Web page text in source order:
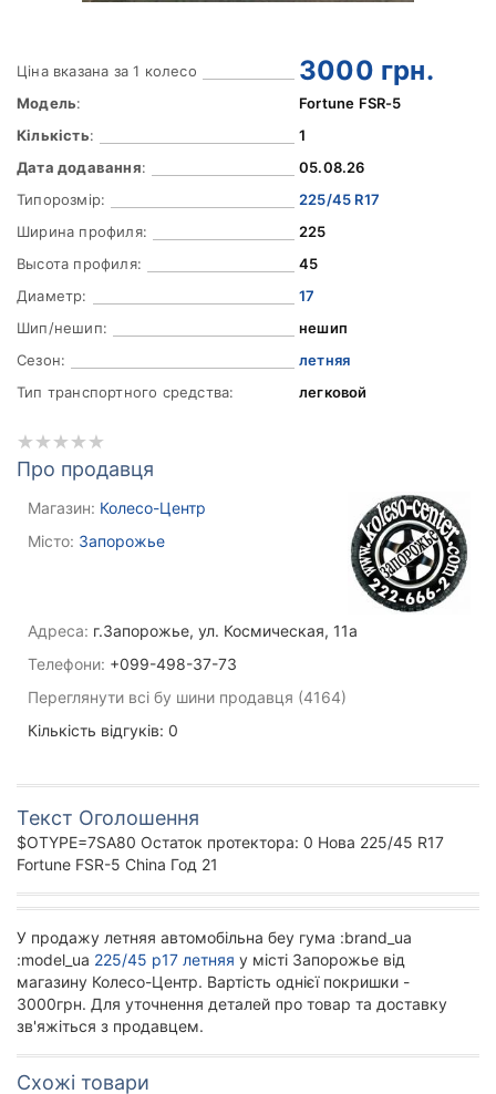
Ціна вказана за 1 колесо 3000 грн.
Модель:
Fortune FSR-5
Кількість:
1
Дата додавання:
05.08.26
Типорозмір:
225/45 R17
Ширина профиля:
225
Высота профиля:
45
Диаметр:
17
Шип/нешип:
нешип
Сезон:
летняя
Тип транспортного средства:
легковой
Про продавця
Магазин: Колесо-Центр
Місто: Запорожье
Адреса: г.Запорожье, ул. Космическая, 11а
Телефони: +099-498-37-73
Переглянути всі бу шини продавця (4164)
Кількість відгуків: 0
Текст Оголошення
$OTYPE=7SA80 Остаток протектора: 0 Нова 225/45 R17
Fortune FSR-5 China Год 21
У продажу летняя автомобільна беу гума :brand_ua
:model_ua 225/45 р17 летняя у місті Запорожье від
магазину Колесо-Центр. Вартість однієї покришки -
3000грн. Для уточнення деталей про товар та доставку
зв'яжіться з продавцем.
Схожі товари